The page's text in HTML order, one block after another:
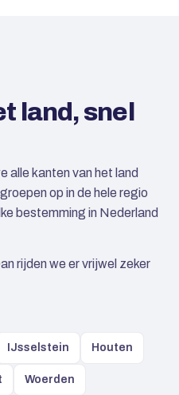
land, snel
alle kanten van het land
op in de hele regio
bestemming in Nederland
rijden we er vrijwel zeker
IJsselstein Houten
Woerden